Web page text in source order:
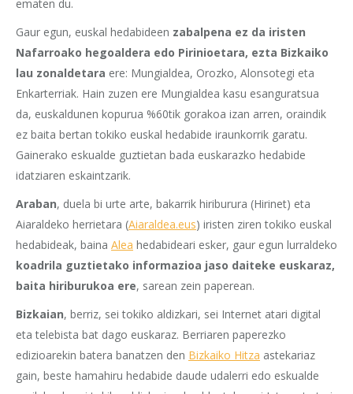
ematen du.
Gaur egun, euskal hedabideen zabalpena ez da iristen
Nafarroako hegoaldera edo Pirinioetara, ezta Bizkaiko
lau zonaldetara ere: Mungialdea, Orozko, Alonsotegi eta
Enkarterriak. Hain zuzen ere Mungialdea kasu esanguratsua
da, euskaldunen kopurua %60tik gorakoa izan arren, oraindik
ez baita bertan tokiko euskal hedabide iraunkorrik garatu.
Gainerako eskualde guztietan bada euskarazko hedabide
idatziaren eskaintzarik.
Araban, duela bi urte arte, bakarrik hiriburura (Hirinet) eta
Aiaraldeko herrietara (Aiaraldea.eus) iristen ziren tokiko euskal
hedabideak, baina Alea hedabideari esker, gaur egun lurraldeko
koadrila guztietako informazioa jaso daiteke euskaraz,
baita hiriburukoa ere, sarean zein paperean.
Bizkaian, berriz, sei tokiko aldizkari, sei Internet atari digital
eta telebista bat dago euskaraz. Berriaren paperezko
edizioarekin batera banatzen den Bizkaiko Hitza astekariaz
gain, beste hamahiru hedabide daude udalerri edo eskualde